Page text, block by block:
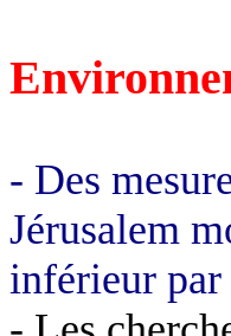
- Des
Jérusalem
inférieur